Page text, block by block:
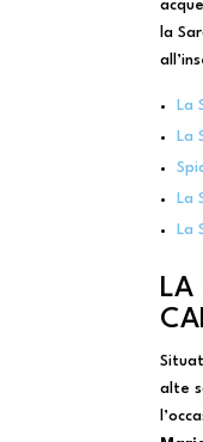
la
La
La
La
La
LA
alte